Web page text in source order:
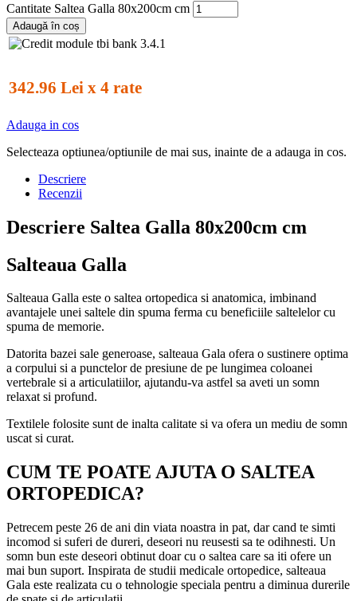
Cantitate Saltea Galla 80x200cm cm
Adaugă în coș
342.96 Lei x 4 rate
Adauga in cos
Selecteaza optiunea/optiunile de mai sus, inainte de a adauga in cos.
Descriere
Recenzii
Descriere Saltea Galla 80x200cm cm
Salteaua Galla
Salteaua Galla este o saltea ortopedica si anatomica, imbinand
avantajele unei saltele din spuma ferma cu beneficiile saltelelor cu
spuma de memorie.
Datorita bazei sale generoase, salteaua Gala ofera o sustinere optima
a corpului si a punctelor de presiune de pe lungimea coloanei
vertebrale si a articulatiilor, ajutandu-va astfel sa aveti un somn
relaxat si profund.
Textilele folosite sunt de inalta calitate si va ofera un mediu de somn
uscat si curat.
CUM TE POATE AJUTA O SALTEA
ORTOPEDICA?
Petrecem peste 26 de ani din viata noastra in pat, dar cand te simti
incomod si suferi de dureri, deseori nu reusesti sa te odihnesti. Un
somn bun este deseori obtinut doar cu o saltea care sa iti ofere un
mai bun suport. Inspirata de studii medicale ortopedice, salteaua
Gala este realizata cu o tehnologie speciala pentru a diminua durerile